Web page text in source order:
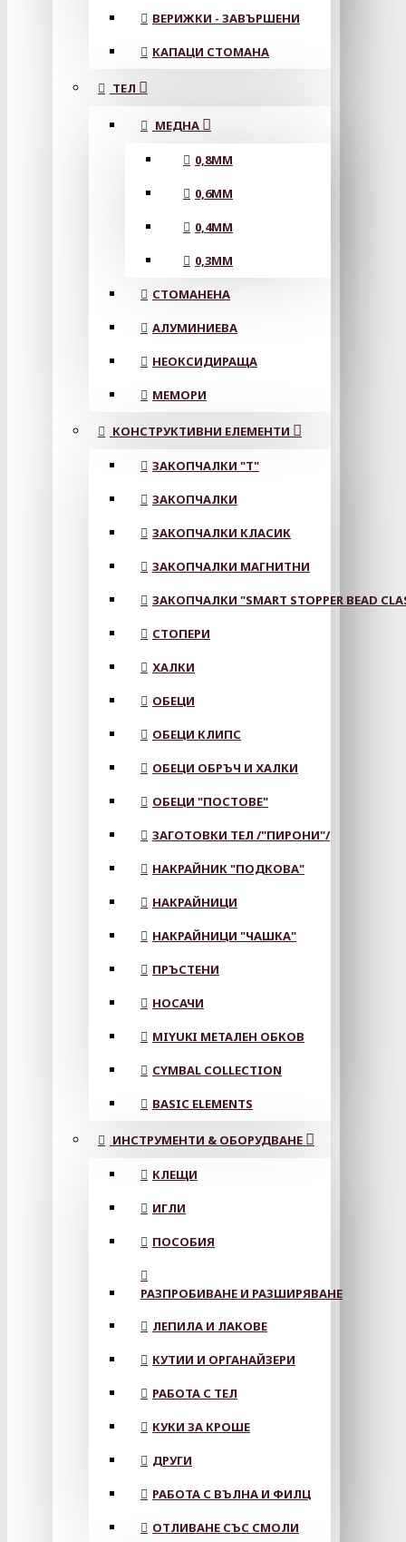
ВЕРИЖКИ - ЗАВЪРШЕНИ
КАПАЦИ СТОМАНА
ТЕЛ
МЕДНА
0,8MM
0,6MM
0,4MM
0,3MM
СТОМАНЕНА
АЛУМИНИЕВА
НЕОКСИДИРАЩА
МЕМОРИ
КОНСТРУКТИВНИ ЕЛЕМЕНТИ
ЗАКОПЧАЛКИ "Т"
ЗАКОПЧАЛКИ
ЗАКОПЧАЛКИ КЛАСИК
ЗАКОПЧАЛКИ МАГНИТНИ
ЗАКОПЧАЛКИ "SMART STOPPER BEAD
СТОПЕРИ
ХАЛКИ
ОБЕЦИ
ОБЕЦИ КЛИПС
ОБЕЦИ ОБРЪЧ И ХАЛКИ
ОБЕЦИ "ПОСТОВЕ"
ЗАГОТОВКИ ТЕЛ /"ПИРОНИ"/
НАКРАЙНИК "ПОДКОВА"
НАКРАЙНИЦИ
НАКРАЙНИЦИ "ЧАШКА"
ПРЪСТЕНИ
НОСАЧИ
MIYUKI МЕТАЛЕН ОБКОВ
CYMBAL COLLECTION
BASIC ELEMENTS
ИНСТРУМЕНТИ & ОБОРУДВАНЕ
КЛЕЩИ
ИГЛИ
ПОСОБИЯ
РАЗПРОБИВАНЕ И РАЗШИРЯВАНЕ
ЛЕПИЛА И ЛАКОВЕ
КУТИИ И ОРГАНАЙЗЕРИ
РАБОТА С ТЕЛ
КУКИ ЗА КРОШЕ
ДРУГИ
РАБОТА С ВЪЛНА И ФИЛЦ
ОТЛИВАНЕ СЪС СМОЛИ